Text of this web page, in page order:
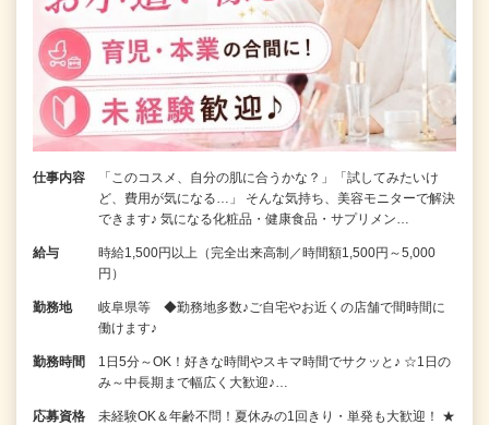
仕事内容
「このコスメ、自分の肌に合うかな？」「試してみたいけ
ど、費用が気になる…」 そんな気持ち、美容モニターで解決
できます♪ 気になる化粧品・健康食品・サプリメン…
給与
時給1,500円以上（完全出来高制／時間額1,500円～5,000
円）
勤務地
岐阜県等 ◆勤務地多数♪ご自宅やお近くの店舗で間時間に
働けます♪
勤務時間
1日5分～OK！好きな時間やスキマ時間でサクッと♪ ☆1日の
み～中長期まで幅広く大歓迎♪…
応募資格
未経験OK＆年齢不問！夏休みの1回きり・単発も大歓迎！ ★